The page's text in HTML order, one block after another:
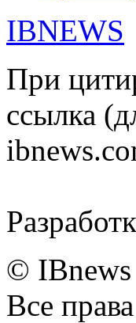
IBNEWS
При
ссылка
© IBnews
Все